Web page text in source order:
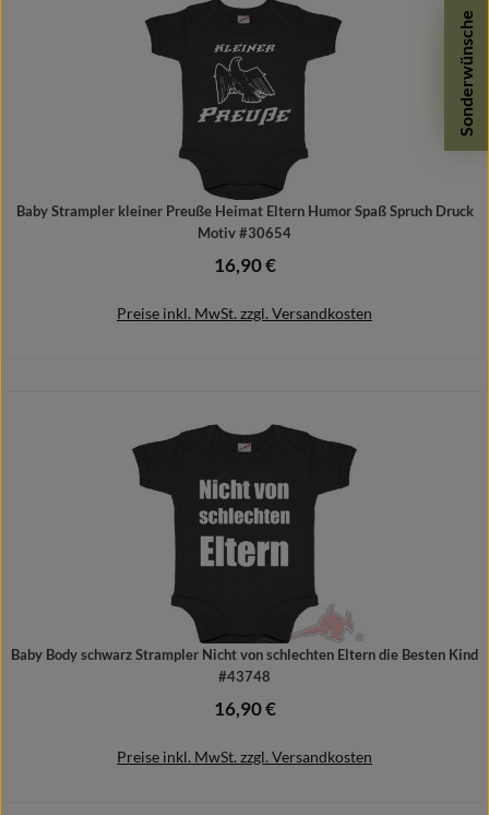
Baby Strampler kleiner Preuße Heimat Eltern Humor Spaß Spruch Druck
Motiv #30654
Regulärer Preis:
16,90 €
Preise inkl. MwSt. zzgl. Versandkosten
Details
Baby Body schwarz Strampler Nicht von schlechten Eltern die Besten Kind
#43748
Regulärer Preis:
16,90 €
Preise inkl. MwSt. zzgl. Versandkosten
Sonderwünsche